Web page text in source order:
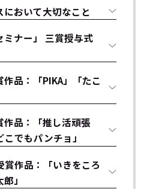
おいて大切なこと
ミナー」 三賞授与式
品：「PIKA」「たこ
作品：「推し活頑張
でもパンチョ」
作品：「いきをころ
」